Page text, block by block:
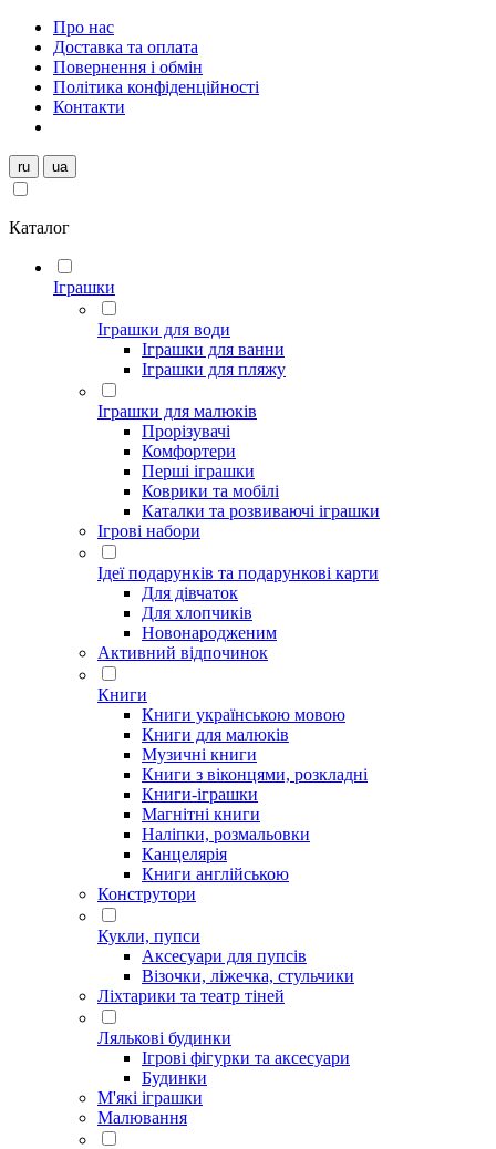
Про нас
Доставка та оплата
Повернення і обмін
Політика конфіденційності
Контакти
ru ua
Каталог
Іграшки
Іграшки для води
Іграшки для ванни
Іграшки для пляжу
Іграшки для малюків
Прорізувачі
Комфортери
Перші іграшки
Коврики та мобілі
Каталки та розвиваючі іграшки
Ігрові набори
Ідеї ​​подарунків та подарункові карти
Для дівчаток
Для хлопчиків
Новонародженим
Активний відпочинок
Книги
Книги українською мовою
Книги для малюків
Музичні книги
Книги з віконцями, розкладні
Книги-іграшки
Магнітні книги
Наліпки, розмальовки
Канцелярія
Книги англійською
Конструтори
Кукли, пупси
Аксесуари для пупсів
Візочки, ліжечка, стульчики
Ліхтарики та театр тіней
Лялькові будинки
Ігрові фігурки та аксесуари
Будинки
М'які іграшки
Малювання